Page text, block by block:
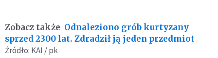
Zobacz także Odnaleziono grób kurtyzany
sprzed 2300 lat. Zdradził ją jeden przedmiot
Źródło: KAI / pk